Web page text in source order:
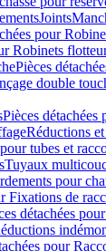
Joints
pour
Robinets
Pièces
double
Pièces détachées
Réductions
tubes et
Tuyaux
pour
Fixations de
détachées
pour